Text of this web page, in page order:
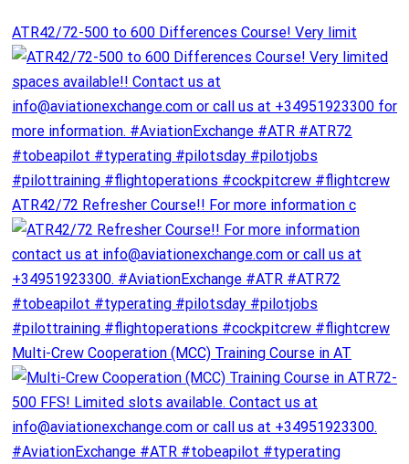
ATR42/72-500 to 600 Differences Course! Very limit
ATR42/72 Refresher Course!! For more information c
Multi-Crew Cooperation (MCC) Training Course in AT